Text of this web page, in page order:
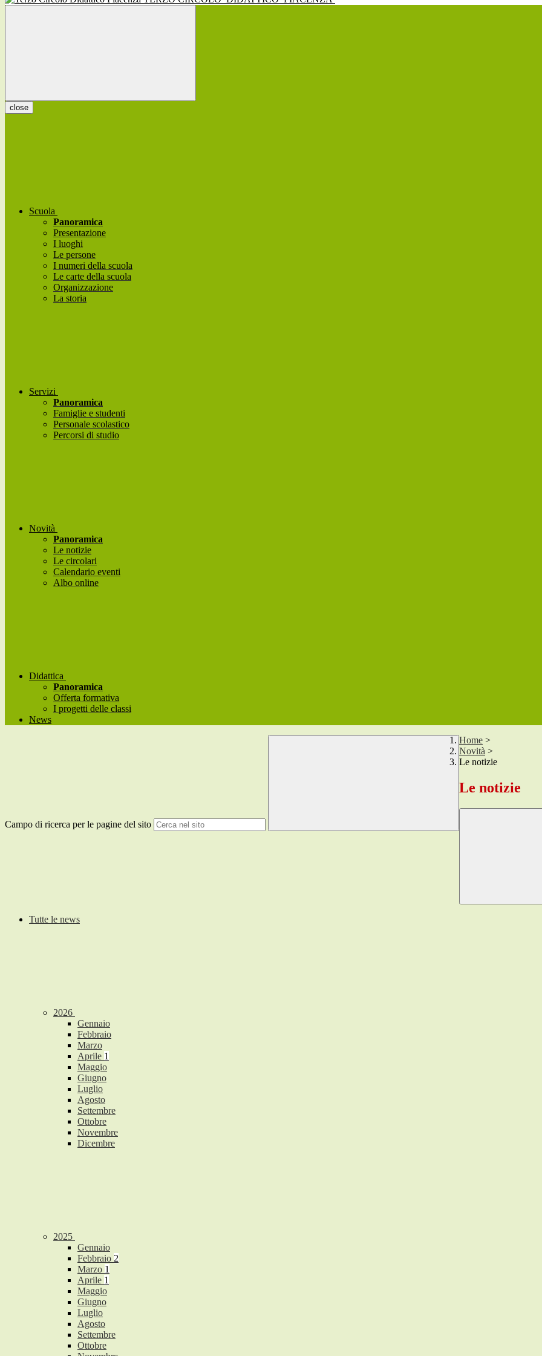
close
Scuola
Panoramica
Presentazione
I luoghi
Le persone
I numeri della scuola
Le carte della scuola
Organizzazione
La storia
Servizi
Panoramica
Famiglie e studenti
Personale scolastico
Percorsi di studio
Novità
Panoramica
Le notizie
Le circolari
Calendario eventi
Albo online
Didattica
Panoramica
Offerta formativa
I progetti delle classi
News
Campo di ricerca per le pagine del sito
Home >
Novità >
Le notizie
Le notizie
Tutte le news
2026
Gennaio
Febbraio
Marzo
Aprile 1
Maggio
Giugno
Luglio
Agosto
Settembre
Ottobre
Novembre
Dicembre
2025
Gennaio
Febbraio 2
Marzo 1
Aprile 1
Maggio
Giugno
Luglio
Agosto
Settembre
Ottobre